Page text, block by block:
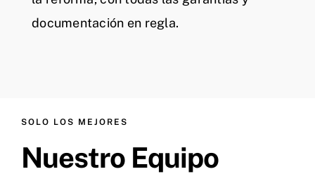
documentación en regla.
SOLO LOS MEJORES
Nuestro Equipo